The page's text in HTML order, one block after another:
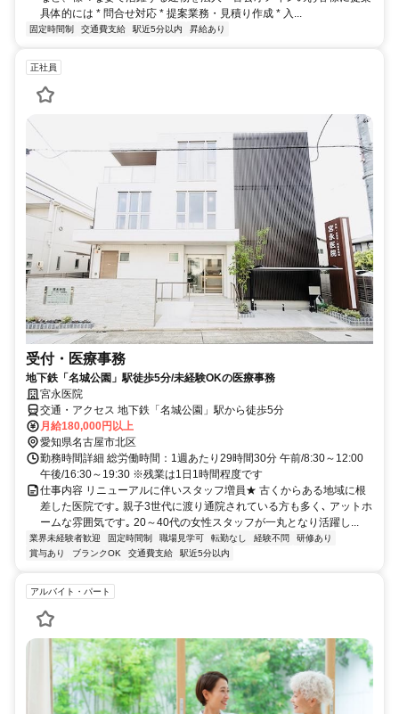
具体的には * 問合せ対応 * 提案業務・見積り作成 * 入...
固定時間制 交通費支給 駅近5分以内 昇給あり
正社員
受付・医療事務
地下鉄「名城公園」駅徒歩5分/未経験OKの医療事務
宮永医院
交通・アクセス 地下鉄「名城公園」駅から徒歩5分
月給180,000円以上
愛知県名古屋市北区
勤務時間詳細 総労働時間：1週あたり29時間30分 午前/8:30～12:00
午後/16:30～19:30 ※残業は1日1時間程度です
仕事内容 リニューアルに伴いスタッフ増員★ 古くからある地域に根
差した医院です｡ 親子3世代に渡り通院されている方も多く､ アットホ
ームな雰囲気です｡ 20～40代の女性スタッフが一丸となり活躍し...
業界未経験者歓迎 固定時間制 職場見学可 転勤なし 経験不問
研修あり
賞与あり
ブランクOK 交通費支給 駅近5分以内
アルバイト・パート